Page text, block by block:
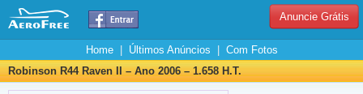
Anuncie Grátis
Home| Últimos Anúncios
Com Fotos
Robinson R44 Raven II – Ano 2006 – 1.658 H.T.